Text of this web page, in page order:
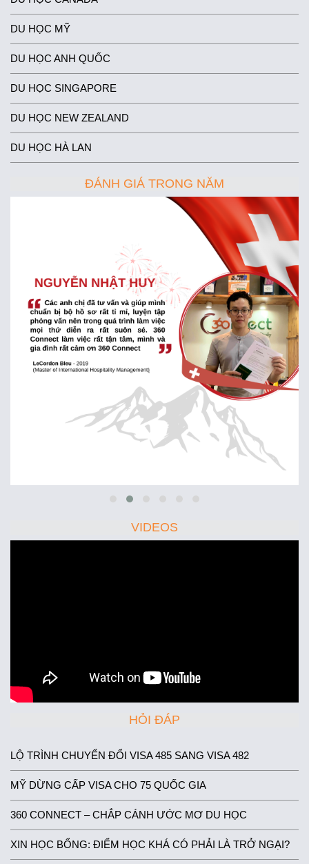
DU HỌC MỸ
DU HỌC ANH QUỐC
DU HỌC SINGAPORE
DU HỌC NEW ZEALAND
DU HỌC HÀ LAN
ĐÁNH GIÁ TRONG NĂM
VIDEOS
HỎI ĐÁP
LỘ TRÌNH CHUYỂN ĐỔI VISA 485 SANG VISA 482
MỸ DỪNG CẤP VISA CHO 75 QUỐC GIA
360 CONNECT – CHẮP CÁNH ƯỚC MƠ DU HỌC
XIN HỌC BỔNG: ĐIỂM HỌC KHÁ CÓ PHẢI LÀ TRỞ NGẠI?